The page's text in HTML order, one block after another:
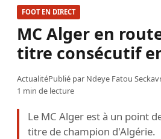
FOOT EN DIRECT
MC Alger en
titre consécutif
ActualitéPublié par Ndeye Fatou Seck
1 min de lecture
Le MC Alger est à un point
titre de champion d'Algérie.